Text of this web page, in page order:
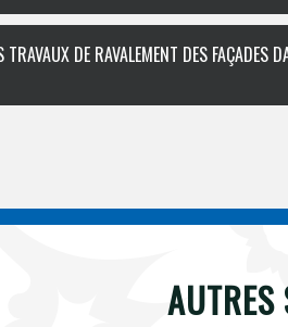
DE RAVALEMENT DES FAÇADES
AUTRES